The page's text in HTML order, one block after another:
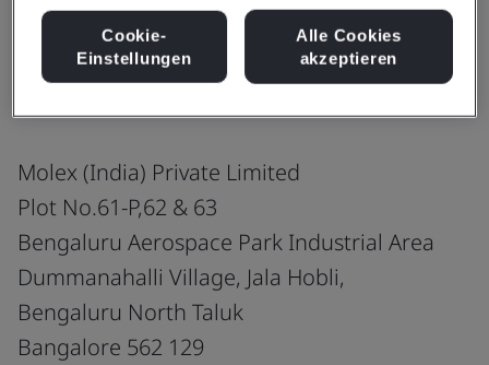
IATF 16949:2016
Molex (India) Private Limited
Plot No.61-P,62 & 63
Bengaluru Aerospace Park Industrial Area
Dummanahalli Village, Jala Hobli,
Bengaluru North Taluk
Bangalore 562 129
Cookie-
Einstellungen
Alle Cookies
akzeptieren